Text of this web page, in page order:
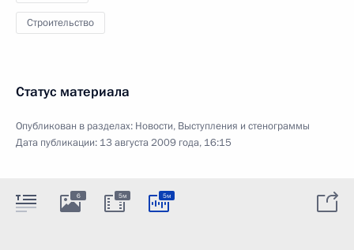
Строительство
Статус материала
Опубликован в разделах: Новости, Выступления и стенограммы
Дата публикации: 13 августа 2009 года, 16:15
6 5м 5м